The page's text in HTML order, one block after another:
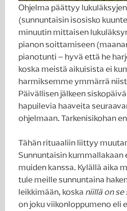
Ohjelma päättyy
(sunnuntaisin isosisko
minuutin mittaisen
pianon soittamiseen
pianotunti – hyvä että he
koska meistä aikuisista ei
harmiksemme ymmärrä
Päivällisen jälkeen
hapuilevia haaveita
ohjelmaan. Tarkenisikohan
Tähän rituaaliin liittyy
Sunnuntaisin kummallakaan
muiden kanssa. Kylällä aika
tule meille sunnuntaina
leikkimään, koska niillä on
on joku viikonloppumeno eli